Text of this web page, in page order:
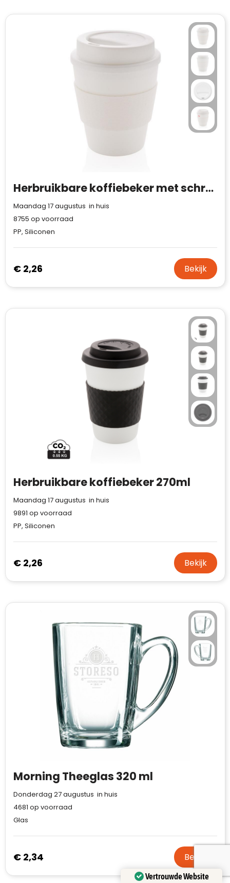
Herbruikbare koffiebeker met schroefdop 350ml
Maandag 17 augustus in huis
8755 op voorraad
PP, Siliconen
€ 2,26 Bekijk
Herbruikbare koffiebeker 270ml
Maandag 17 augustus in huis
9891 op voorraad
PP, Siliconen
€ 2,26 Bekijk
Morning Theeglas 320 ml
Donderdag 27 augustus in huis
4681 op voorraad
Glas
€ 2,34 Bekijk
Vertrouwde Website